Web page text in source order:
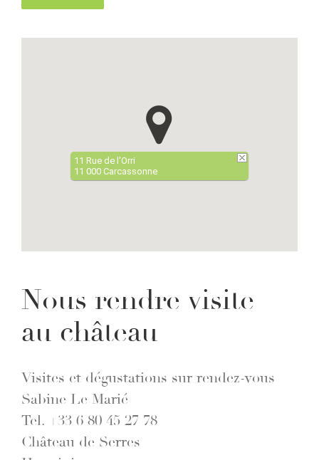
11 Rue de l'Orri
11 000 Carcassonne
Nous rendre visite
au château
Visites et dégustations sur rendez-vous
Sabine Le Marié
Tel. +33 6 80 45 27 78
Château de Serres